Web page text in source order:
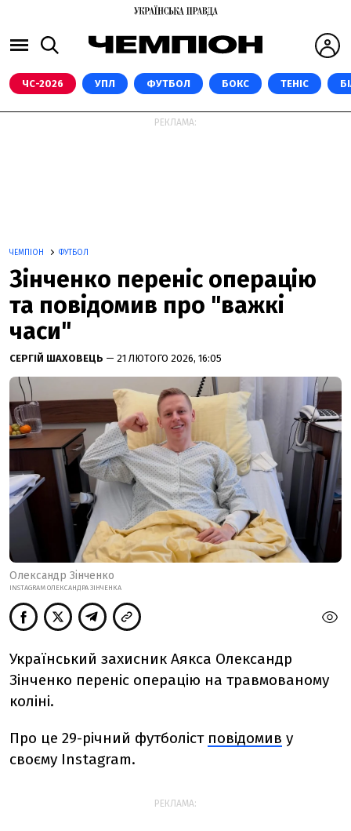
ЧС-2026 УПЛ ФУТБОЛ БОКС ТЕНІС
РЕКЛАМА:
ЧЕМПІОН ФУТБОЛ
Зінченко переніс операцію
та повідомив про "важкі
часи"
СЕРГІЙ ШАХОВЕЦЬ — 21 ЛЮТОГО 2026, 16:05
Олександр Зінченко
INSTAGRAM ОЛЕКСАНДРА ЗІНЧЕНКА
Український захисник Аякса Олександр
Зінченко переніс операцію на травмованому
коліні.
Про це 29-річний футболіст повідомив у
своєму Instagram.
РЕКЛАМА: